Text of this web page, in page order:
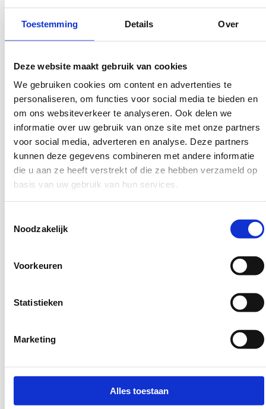
Toestemming Details Over
Deze website maakt gebruik van cookies
We gebruiken cookies om content en advertenties te
personaliseren, om functies voor social media te bieden en
om ons websiteverkeer te analyseren. Ook delen we
informatie over uw gebruik van onze site met onze partners
voor social media, adverteren en analyse. Deze partners
kunnen deze gegevens combineren met andere informatie
die u aan ze heeft verstrekt of die ze hebben verzameld op
basis van uw gebruik van hun services.
Noodzakelijk
Voorkeuren
Statistieken
Marketing
Alles toestaan
Gedeelde ervaringen en enthousiasme
energiek. Door deze actieve uitwisseling van ervaringen
ontstonden er inzichten, die voor zowel de scholen als
voor Eduarte van enorme waarde zijn. Een deelnemer
vatte het treffend samen:
Fijn om gezamenlijk te denken met Topicus
Eduarte en gehoord te worden.
Wil jij ook meedoen?
Ben je benieuwd naar co-creatie bij Eduarte en
wil je bij een volgende sessie aansluiten? Neem
over de mogelijkheden voor jouw school.
(Vereist)